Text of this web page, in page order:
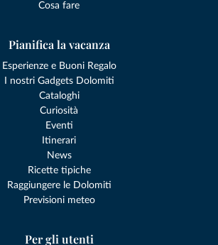
Cosa fare
Pianifica la vacanza
Esperienze e Buoni Regalo
I nostri Gadgets Dolomiti
Cataloghi
Curiosità
Eventi
Itinerari
News
Ricette tipiche
Raggiungere le Dolomiti
Previsioni meteo
Per gli utenti